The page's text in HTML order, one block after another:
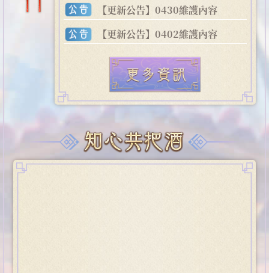
【更新公告】0430維護內容
【更新公告】0402維護內容